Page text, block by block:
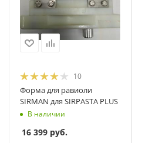
10
Форма для равиоли
SIRMAN для SIRPASTA PLUS
В наличии
16 399 руб.